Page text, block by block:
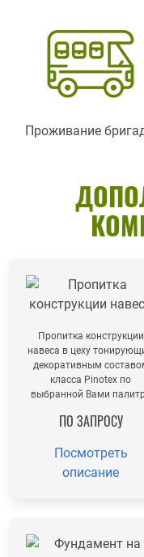
Проживание
Пропитка конструкции
навеса в цеху
декоративным
класса Pinotex по
выбранной Вами
ПО ЗАПРОСУ
Посмотреть
описание